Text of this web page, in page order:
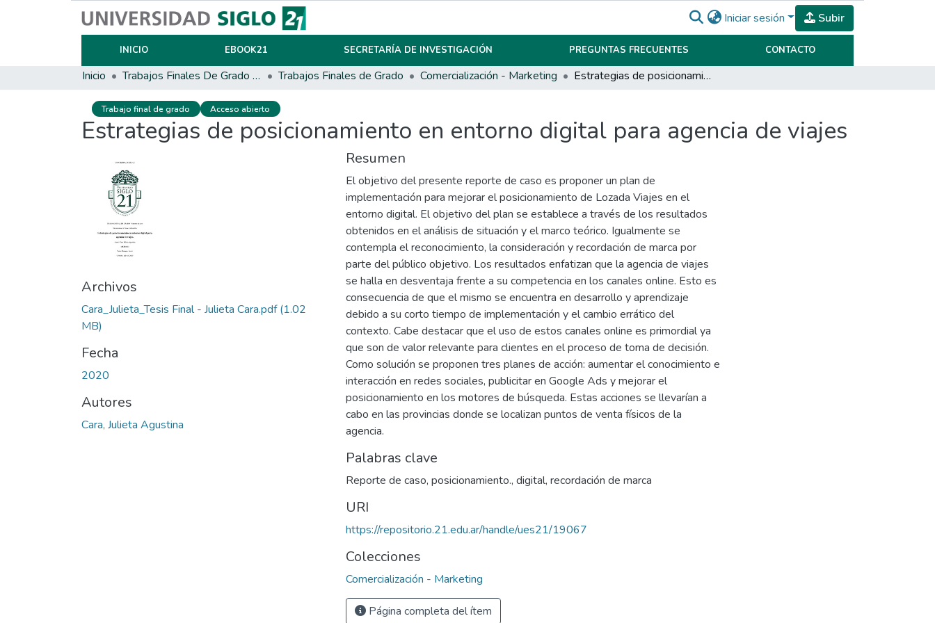
Iniciar sesión Subir
INICIO EBOOK21 SECRETARÍA DE INVESTIGACIÓN PREGUNTAS FRECUENTES CONTACTO
Inicio Trabajos Finales De Grado Y Posgrado Trabajos Finales de Grado Comercialización - Marketing Estrategias de posicionamiento en entorno digital para agencia de viajes
Trabajo final de grado Acceso abierto
Estrategias de posicionamiento en entorno digital para agencia de viajes
Archivos
Cara_Julieta_Tesis Final - Julieta Cara.pdf(1.02
MB)
Fecha
2020
Autores
Cara, Julieta Agustina
Resumen
El objetivo del presente reporte de caso es proponer un plan de
implementación para mejorar el posicionamiento de Lozada Viajes en el
entorno digital. El objetivo del plan se establece a través de los resultados
obtenidos en el análisis de situación y el marco teórico. Igualmente se
contempla el reconocimiento, la consideración y recordación de marca por
parte del público objetivo. Los resultados enfatizan que la agencia de viajes
se halla en desventaja frente a su competencia en los canales online. Esto es
consecuencia de que el mismo se encuentra en desarrollo y aprendizaje
debido a su corto tiempo de implementación y el cambio errático del
contexto. Cabe destacar que el uso de estos canales online es primordial ya
que son de valor relevante para clientes en el proceso de toma de decisión.
Como solución se proponen tres planes de acción: aumentar el conocimiento e
interacción en redes sociales, publicitar en Google Ads y mejorar el
posicionamiento en los motores de búsqueda. Estas acciones se llevarían a
cabo en las provincias donde se localizan puntos de venta físicos de la
agencia.
Palabras clave
Reporte de caso, posicionamiento., digital, recordación de marca
URI
https://repositorio.21.edu.ar/handle/ues21/19067
Colecciones
Comercialización - Marketing
Página completa del ítem